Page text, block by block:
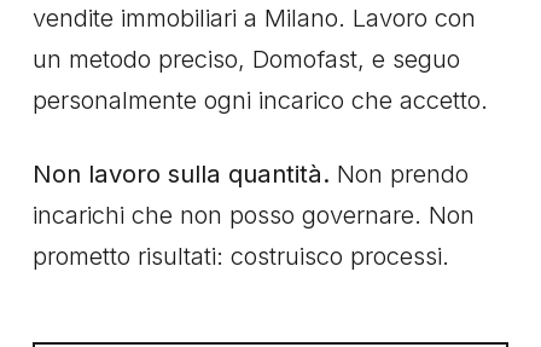
vendite immobiliari a Milano. Lavoro con
un metodo preciso, Domofast, e seguo
personalmente ogni incarico che accetto.
Non lavoro sulla quantità. Non prendo
incarichi che non posso governare. Non
prometto risultati: costruisco processi.